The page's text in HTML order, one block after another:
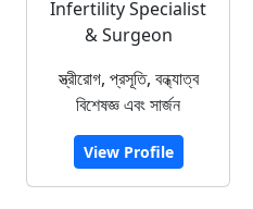
Infertility Specialist
& Surgeon
স্ত্রীরোগ, প্রসূতি, বন্ধ্যাত্ব
বিশেষজ্ঞ এবং সার্জন
View Profile